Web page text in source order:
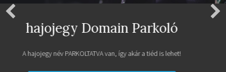
Legyen Ingyen Weboldalad
Ingyenes weboldal a MiniPortál, weboldal készítő rendszerrel!